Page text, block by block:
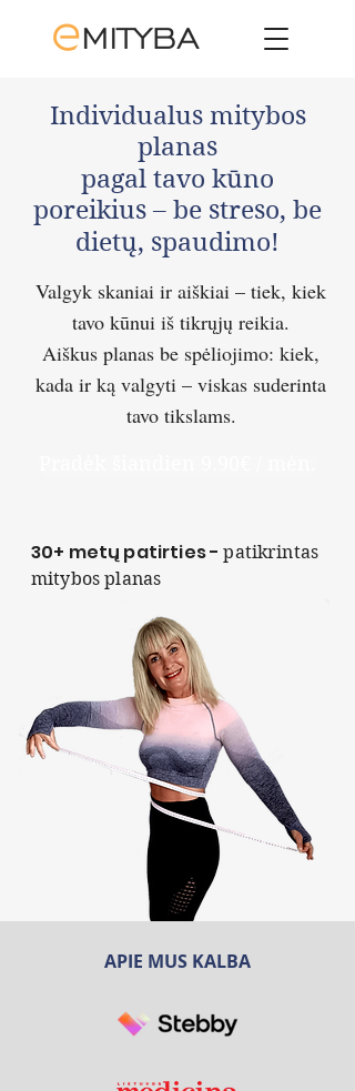
Individualus mitybos
planas
pagal tavo kūno
poreikius – be streso, be
dietų, spaudimo!
Valgyk skaniai ir aiškiai – tiek, kiek
tavo kūnui iš tikrųjų reikia.
Aiškus planas be spėliojimo: kiek,
kada ir ką valgyti – viskas suderinta
tavo tikslams.
30+ metų patirties -patikrintas
mitybos planas
APIE MUS KALBA